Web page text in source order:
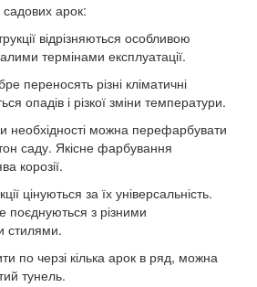
арок:
відрізняються особливою
термінами експлуатації.
переносять різні кліматичні
опадів і різкої зміни температури.
необхідності можна перефарбувати
саду. Якісне фарбування
корозії.
цінуються за їх універсальність.
поєднуються з різними
стилями.
по черзі кілька арок в ряд, можна
тунель.